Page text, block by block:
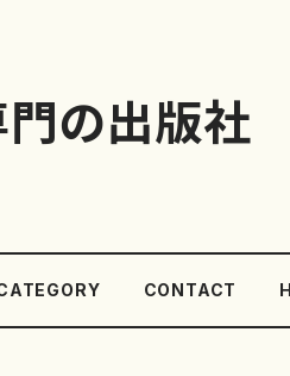
の出版社
CONTACT